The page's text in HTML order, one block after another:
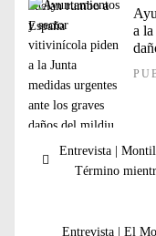
a
de
Entrada
anterior:
Entrevista |
Término
Entrada
Entrevista | El